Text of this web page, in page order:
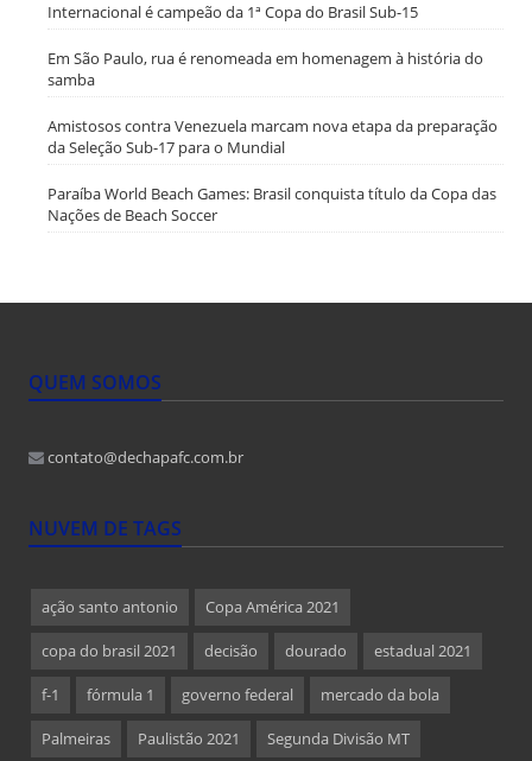
Internacional é campeão da 1ª Copa do Brasil Sub-15
Em São Paulo, rua é renomeada em homenagem à história do
samba
Amistosos contra Venezuela marcam nova etapa da preparação
da Seleção Sub-17 para o Mundial
Paraíba World Beach Games: Brasil conquista título da Copa das
Nações de Beach Soccer
QUEM SOMOS
contato@dechapafc.com.br
NUVEM DE TAGS
ação santo antonio Copa América 2021
copa do brasil 2021 decisão dourado estadual 2021
f-1 fórmula 1 governo federal mercado da bola
Palmeiras Paulistão 2021 Segunda Divisão MT